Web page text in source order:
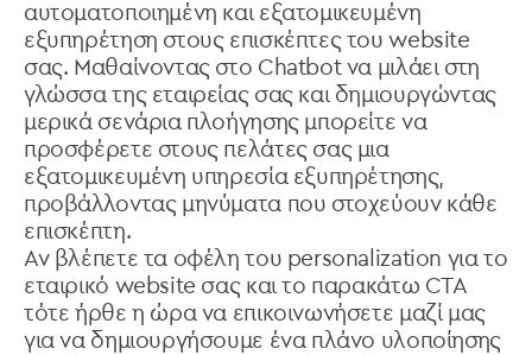
αυτοματοποιημένη και εξατομικευμένη
εξυπηρέτηση στους επισκέπτες του website
σας. Μαθαίνοντας στο Chatbot να μιλάει στη
γλώσσα της εταιρείας σας και δημιουργώντας
μερικά σενάρια πλοήγησης μπορείτε να
προσφέρετε στους πελάτες σας μια
εξατομικευμένη υπηρεσία εξυπηρέτησης,
προβάλλοντας μηνύματα που στοχεύουν κάθε
επισκέπτη.
Αν βλέπετε τα οφέλη του personalization για το
εταιρικό website σας και το παρακάτω CTA
τότε ήρθε η ώρα να επικοινωνήσετε μαζί μας
για να δημιουργήσουμε ένα πλάνο υλοποίησης